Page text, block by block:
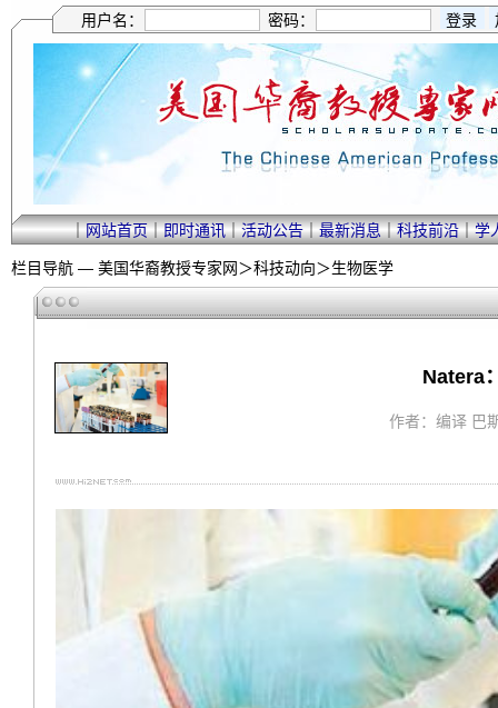
用户名： 密码：
｜网站首页｜即时通讯｜活动公告｜最新消息｜科技前沿｜学
栏目导航 — 美国华裔教授专家网＞科技动向＞生物医学
Natera
作者：编译 巴